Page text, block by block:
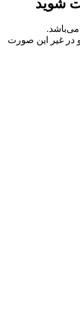
شوید
می‌باشد.
در غیر این صورت